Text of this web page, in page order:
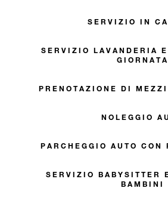
SERVIZIO IN
SERVIZIO LAVANDERIA
GIORNATA
PRENOTAZIONE DI
NOLEGGIO
PARCHEGGIO AUTO CON
SERVIZIO BABYSITTER
BAMBINI